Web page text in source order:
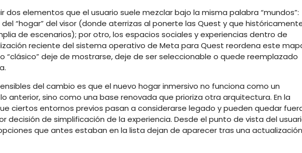
dos elementos que el usuario suele mezclar bajo la misma palabra “mundos”:
“hogar” del visor (donde aterrizas al ponerte las Quest y que
de escenarios); por otro, los espacios sociales y experiencias dentro de
reciente del sistema operativo de Meta para Quest reordena este
“clásico” deje de mostrarse, deje de ser seleccionable o quede reemplazado
del cambio es que el nuevo hogar inmersivo no funciona como un
anterior, sino como una base renovada que prioriza otra arquitectura. En la
ciertos entornos previos pasan a considerarse legado y pueden quedar
decisión de simplificación de la experiencia. Desde el punto de vista del
que antes estaban en la lista dejan de aparecer tras una actualización